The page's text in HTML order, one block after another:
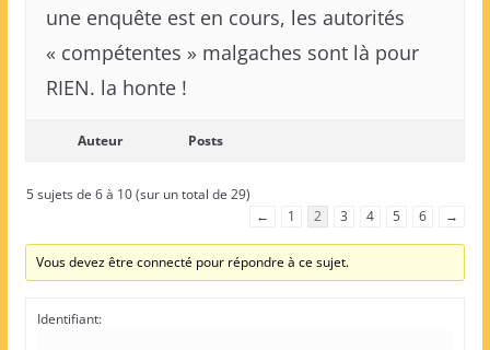
une enquête est en cours, les autorités
« compétentes » malgaches sont là pour
RIEN. la honte !
Auteur Posts
5 sujets de 6 à 10 (sur un total de 29)
←
1 2 3 4 5 6 →
Vous devez être connecté pour répondre à ce sujet.
Identifiant: